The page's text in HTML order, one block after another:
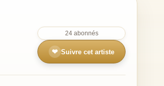
24 abonnés
❤ Suivre cet artiste